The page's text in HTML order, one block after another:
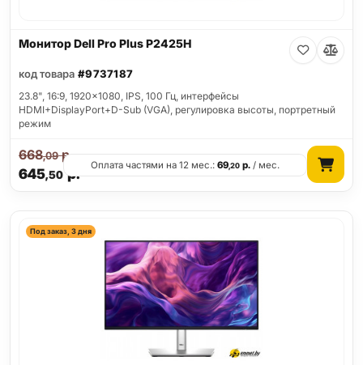
Монитор Dell Pro Plus P2425H
код товара #9737187
23.8", 16:9, 1920x1080, IPS, 100 Гц, интерфейсы
HDMI+DisplayPort+D-Sub (VGA), регулировка высоты, портретный
режим
645,50р.
668,09р.
Оплата частями на 12 мес.:69,20 р. / мес.
Под заказ, 3 дня